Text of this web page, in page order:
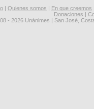
| Quienes somos | En que creemos
Donaciones |
- 2026 Unánimes | San José,